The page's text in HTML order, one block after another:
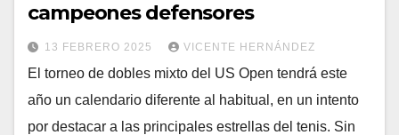
campeones defensores
13 FEBRERO 2025 VICENTE HERNÁNDEZ
El torneo de dobles mixto del US Open tendrá este
año un calendario diferente al habitual, en un intento
por destacar a las principales estrellas del tenis. Sin